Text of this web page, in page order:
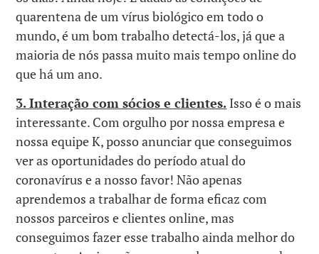
quarentena de um vírus biológico em todo o
mundo, é um bom trabalho detectá-los, já que a
maioria de nós passa muito mais tempo online do
que há um ano.
3. Interação com sócios e clientes. Isso é o mais
interessante. Com orgulho por nossa empresa e
nossa equipe K, posso anunciar que conseguimos
ver as oportunidades do período atual do
coronavírus e a nosso favor! Não apenas
aprendemos a trabalhar de forma eficaz com
nossos parceiros e clientes online, mas
conseguimos fazer esse trabalho ainda melhor do